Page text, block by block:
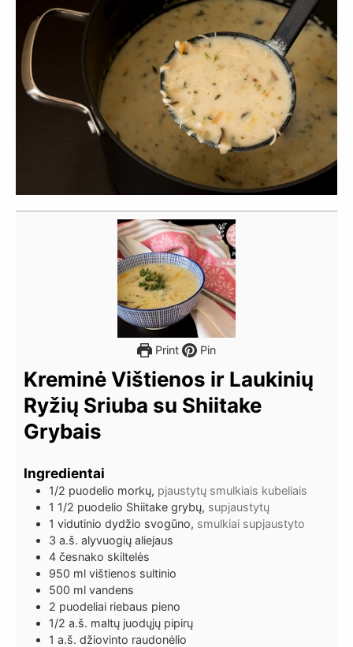
Print Pin
Kreminė Vištienos ir Laukinių
Ryžių Sriuba su Shiitake
Grybais
Ingredientai
1/2 puodelio morkų, pjaustytų smulkiais kubeliais
1 1/2 puodelio Shiitake grybų, supjaustytų
1 vidutinio dydžio svogūno, smulkiai supjaustyto
3 a.š. alyvuogių aliejaus
4 česnako skiltelės
950 ml vištienos sultinio
500 ml vandens
2 puodeliai riebaus pieno
1/2 a.š. maltų juodųjų pipirų
1 a.š. džiovinto raudonėlio